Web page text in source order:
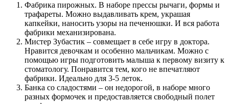
Фабрика пирожных. В наборе прессы рычаги, формы и
трафареты. Можно выдавливать крем, украшая
капкейки, наносить узоры на печенюшки. И вся работа
фабрики механизирована.
Мистер Зубастик – совмещает в себе игру в доктора.
Нравится девочкам и особенно мальчикам. Можно с
помощью игры подготовить малыша к первому визиту к
стоматологу. Понравится тем, кого не впечатляют
фабрики. Идеально для 3-5 леток.
Банка со сладостями – он недорогой, в наборе много
разных формочек и предоставляется свободный полет